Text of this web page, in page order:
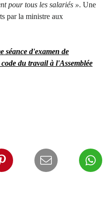
pour tous les salariés ». Une
par la ministre aux
séance d'examen de
du travail à l'Assemblée